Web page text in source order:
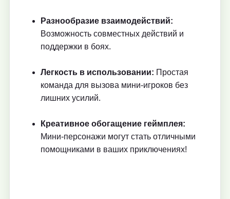
Разнообразие взаимодействий:
Возможность совместных действий и
поддержки в боях.
Легкость в использовании: Простая
команда для вызова мини-игроков без
лишних усилий.
Креативное обогащение геймплея:
Мини-персонажи могут стать отличными
помощниками в ваших приключениях!